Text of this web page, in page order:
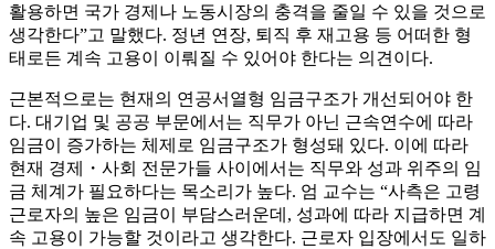
활용하면 국가 경제나 노동시장의 충격을 줄일 수 있을 것으로
생각한다”고 말했다. 정년 연장, 퇴직 후 재고용 등 어떠한 형
태로든 계속 고용이 이뤄질 수 있어야 한다는 의견이다.
근본적으로는 현재의 연공서열형 임금구조가 개선되어야 한
다. 대기업 및 공공 부문에서는 직무가 아닌 근속연수에 따라
임금이 증가하는 체제로 임금구조가 형성돼 있다. 이에 따라
현재 경제・사회 전문가들 사이에서는 직무와 성과 위주의 임
금 체계가 필요하다는 목소리가 높다. 엄 교수는 “사측은 고령
근로자의 높은 임금이 부담스러운데, 성과에 따라 지급하면 계
속 고용이 가능할 것이라고 생각한다. 근로자 입장에서도 일하